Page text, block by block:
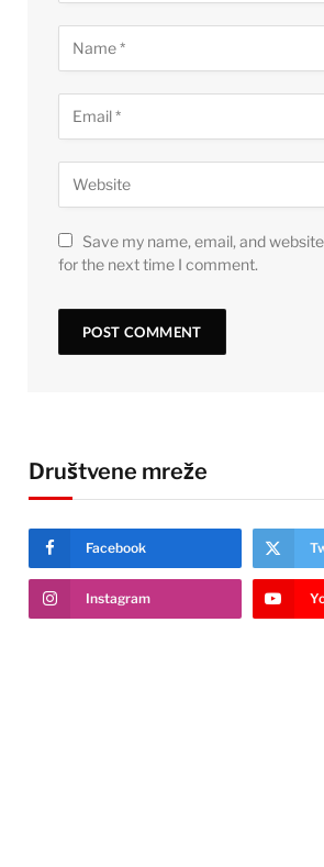
Save my name, email, and
for the next time I comment.
Društvene mreže
Facebook
Instagram